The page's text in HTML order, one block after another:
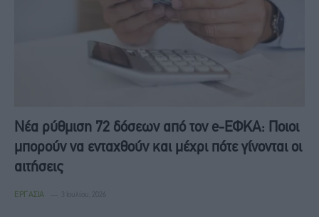
Νέα ρύθμιση 72 δόσεων από τον e-ΕΦΚΑ: Ποιοι
μπορούν να ενταχθούν και μέχρι πότε γίνονται οι
αιτήσεις
ΕΡΓΑΣΊΑ 3 Ιουλίου, 2026